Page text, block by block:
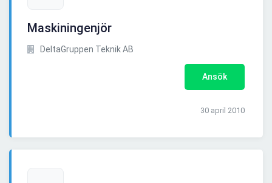
Maskiningenjör
DeltaGruppen Teknik AB
Ansök
30 april 2010